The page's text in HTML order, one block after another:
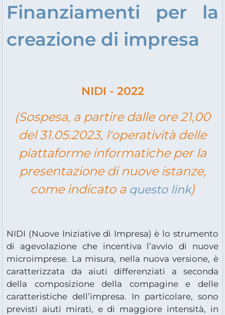
Finanziamenti per la
creazione di impresa
NIDI - 2022
(Sospesa, a partire dalle ore 21,00
del 31.05.2023, l'operatività delle
piattaforme informatiche per la
presentazione di nuove istanze,
come indicato a questo link)
NIDI (Nuove Iniziative di Impresa) è lo strumento
di agevolazione che incentiva l’avvio di nuove
microimprese. La misura, nella nuova versione, è
caratterizzata da aiuti differenziati a seconda
della composizione della compagine e delle
caratteristiche dell’impresa. In particolare, sono
previsti aiuti mirati, e di maggiore intensità, in